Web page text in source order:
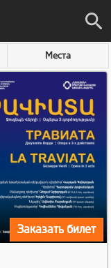
Места
Заказать билет